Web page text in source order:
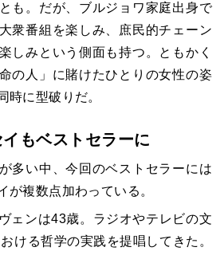
も。だが、ブルジョワ家庭出身で
衆番組を楽しみ、庶民的チェーン
しみという側面も持つ。ともかく
の人」に賭けたひとりの女性の姿
時に型破りだ。
もベストセラーに
多い中、今回のベストセラーには
が複数点加わっている。
ェンは43歳。ラジオやテレビの文
ける哲学の実践を提唱してきた。